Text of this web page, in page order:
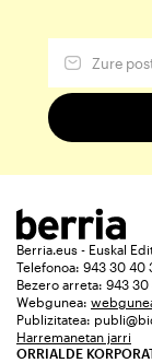
Berria.eus - Euskal
Telefonoa: 943 30 40
Bezero arreta: 943
Webgunea:
Publizitatea:
Harremanetan jarri
ORRIALDE